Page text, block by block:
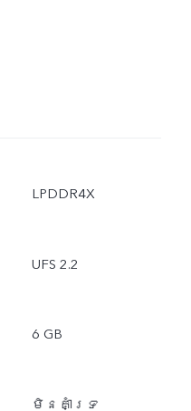
LPDDR4X
UFS 2.2
6 GB
មិនគាំទ្រ